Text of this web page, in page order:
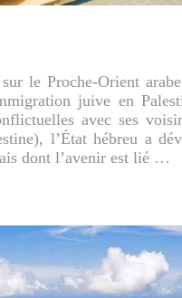
le Proche-Orient
juive en
avec ses
l’État hébreu a
dont l’avenir est lié …